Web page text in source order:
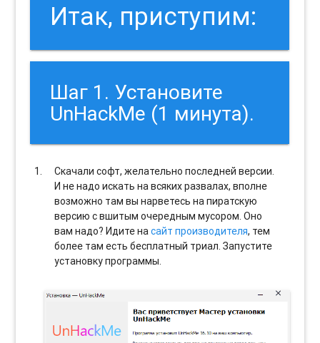
Итак, приступим:
Шаг 1. Установите
UnHackMe (1 минута).
Скачали софт, желательно последней версии.
И не надо искать на всяких развалах, вполне
возможно там вы нарветесь на пиратскую
версию с вшитым очередным мусором. Оно
вам надо? Идите насайт производителя, тем
более там есть бесплатный триал. Запустите
установку программы.